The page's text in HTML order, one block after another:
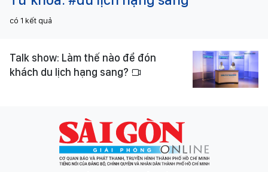
có 1 kết quả
Talk show: Làm thế nào để đón
khách du lịch hạng sang?